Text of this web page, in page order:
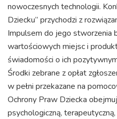
nowoczesnych technologii.
Dziecku” przychodzi z
Impulsem do jego stworzenia
wartościowych miejsc i
świadomości o ich
Środki zebrane z opłat
w pełni przekazane na
Ochrony Praw Dziecka
psychologiczną,